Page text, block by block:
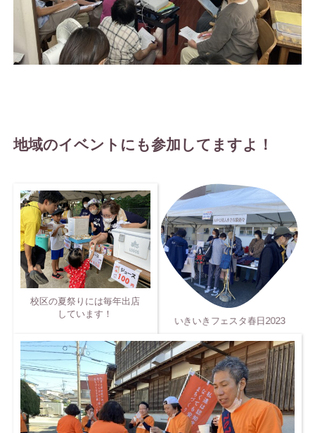
地域のイベントにも参加してますよ！
校区の夏祭りには毎年出店
しています！
いきいきフェスタ春日2023